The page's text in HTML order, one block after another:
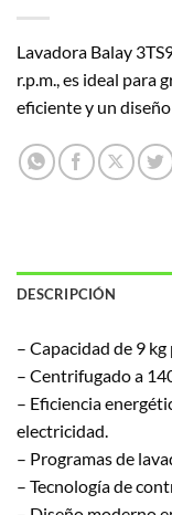
Lavadora Balay
r.p.m., es ideal para
eficiente y un
DESCRIPCIÓN
– Capacidad de 9
– Centrifugado a
– Eficiencia
electricidad.
– Programas de
– Tecnología de